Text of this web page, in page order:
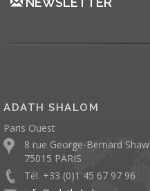
ADATH SHALOM
Paris Ouest
8 rue George-Bernard Shaw
75015 PARIS
Tél. +33 (0)1 45 67 97 96